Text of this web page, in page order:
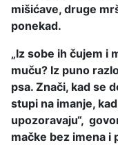
mišićave, druge
ponekad.
„Iz sobe ih čujem i
muču? Iz puno
psa. Znači, kad se
stupi na imanje,
upozoravaju“,
mačke bez imena i